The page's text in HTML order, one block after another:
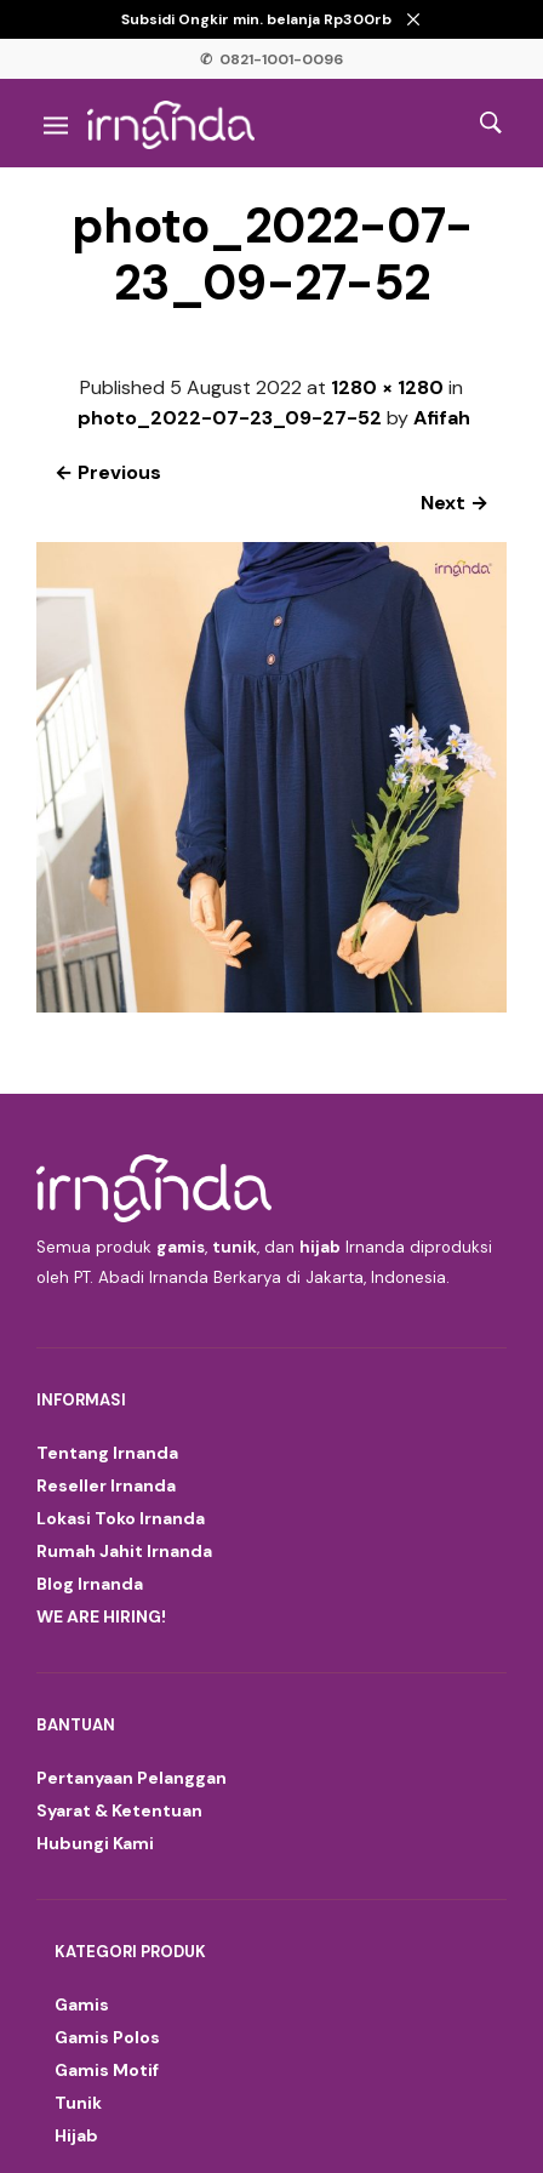
Subsidi Ongkir min. belanja Rp300rb
✆ 0821-1001-0096
photo_2022-07-
23_09-27-52
Published 5 August 2022 at 1280 × 1280 in
photo_2022-07-23_09-27-52 byAfifah
← Previous
Next →
Semua produk gamis, tunik, dan hijab Irnanda diproduksi
oleh PT. Abadi Irnanda Berkarya di Jakarta, Indonesia.
INFORMASI
Tentang Irnanda
Reseller Irnanda
Lokasi Toko Irnanda
Rumah Jahit Irnanda
Blog Irnanda
WE ARE HIRING!
BANTUAN
Pertanyaan Pelanggan
Syarat & Ketentuan
Hubungi Kami
KATEGORI PRODUK
Gamis
Gamis Polos
Gamis Motif
Tunik
Hijab